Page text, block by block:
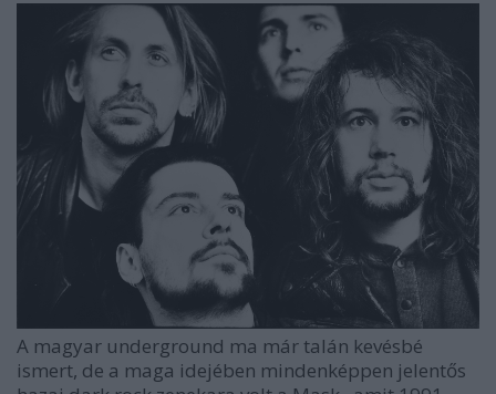
A magyar underground ma már talán kevésbé
ismert, de a maga idejében mindenképpen jelentős